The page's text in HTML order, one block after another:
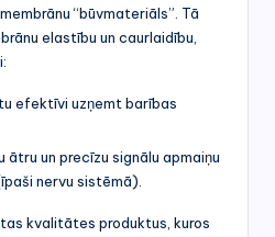
“būvmateriāls”. Tā
elastību un caurlaidību,
efektīvi uzņemt barības
ātru un precīzu signālu apmaiņu
nervu sistēmā).
kvalitātes produktus, kuros